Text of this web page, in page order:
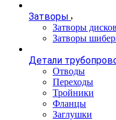
Затворы
Затворы
Затворы
Детали
Отводы
Переходы
Тройники
Фланцы
Заглушки